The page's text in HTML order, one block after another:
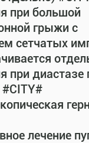
при большой
грыжи с
сетчатых
при
лечение